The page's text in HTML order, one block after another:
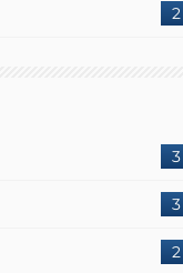
2
3
3
2